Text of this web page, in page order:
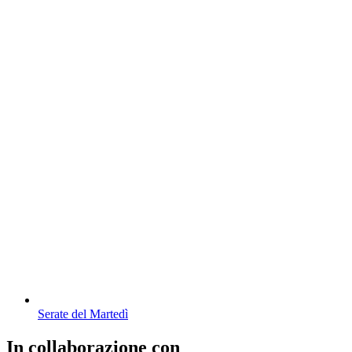
Serate del Martedì
In collaborazione con